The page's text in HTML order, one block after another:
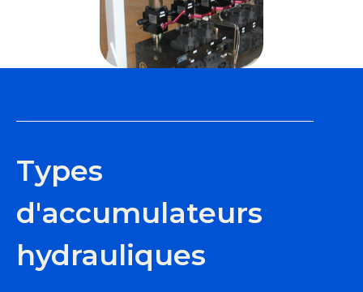
Types
d'accumulateurs
hydrauliques